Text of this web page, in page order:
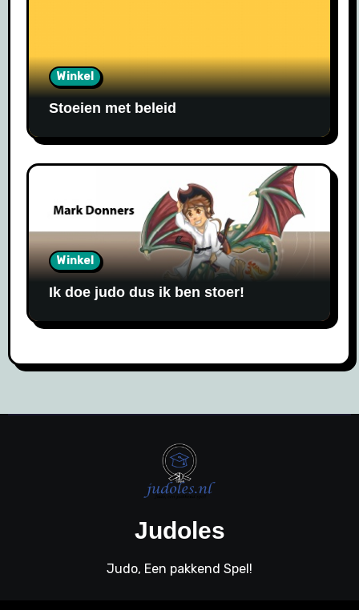
Winkel
Stoeien met beleid
Winkel
Ik doe judo dus ik ben stoer!
Judoles
Judo, Een pakkend Spel!